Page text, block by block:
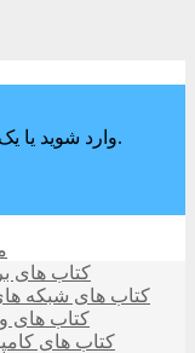
وارد شوید یا یک حساب کاربری جدید ایجاد کنید.
کتاب های
کتاب های شبکه
کتاب های
کتاب های